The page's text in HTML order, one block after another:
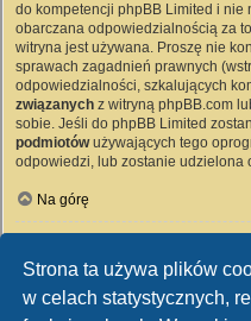
Strona ta używa plików
w celach statystycznych,
do kompetencji phpBB Limited i nie
obarczana odpowiedzialnością za
witryna jest używana. Proszę nie
sprawach zagadnień prawnych
odpowiedzialności, szkalujących
związanych z witryną phpBB.com
sobie. Jeśli do phpBB Limited
podmiotówużywających tego
odpowiedzi, lub zostanie udzielona
Na górę
Wszyscy użytkownicy witryny
przez administratora witryny –
witryny mogą także używać